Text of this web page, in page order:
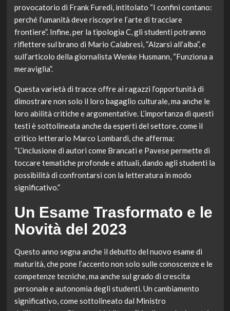
provocatorio di Frank Furedi, intitolato “I confini contano:
perché l’umanità deve riscoprire l’arte di tracciare
frontiere”. Infine, per la tipologia C, gli studenti potranno
riflettere sul brano di Mario Calabresi, “Alzarsi all’alba”, e
sull’articolo della giornalista Wenke Husmann, “Funziona a
meraviglia”.
Questa varietà di tracce offre ai ragazzi l’opportunità di
dimostrare non solo il loro bagaglio culturale, ma anche le
loro abilità critiche e argomentative. L’importanza di questi
testi è sottolineata anche da esperti del settore, come il
critico letterario Marco Lombardi, che afferma:
“L’inclusione di autori come Brancati e Pavese permette di
toccare tematiche profonde e attuali, dando agli studenti la
possibilità di confrontarsi con la letteratura in modo
significativo.”
Un Esame Trasformato e le
Novità del 2023
Questo anno segna anche il debutto del nuovo esame di
maturità, che pone l’accento non solo sulle conoscenze e le
competenze tecniche, ma anche sul grado di crescita
personale e autonomia degli studenti. Un cambiamento
significativo, come sottolineato dal Ministro